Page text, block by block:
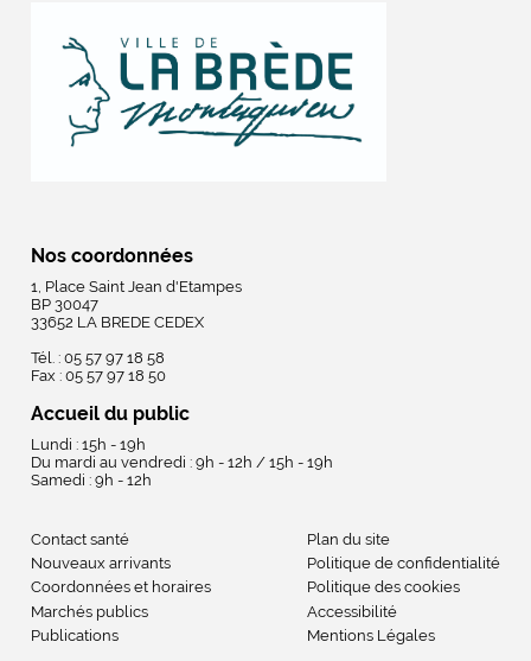
Nos coordonnées
1, Place Saint Jean d'Etampes
BP 30047
33652 LA BREDE CEDEX
Tél. : 05 57 97 18 58
Fax : 05 57 97 18 50
Accueil du public
Lundi : 15h - 19h
Du mardi au vendredi : 9h - 12h / 15h - 19h
Samedi : 9h - 12h
Contact santé
Nouveaux arrivants
Coordonnées et horaires
Marchés publics
Publications
Plan du site
Politique de confidentialité
Politique des cookies
Accessibilité
Mentions Légales